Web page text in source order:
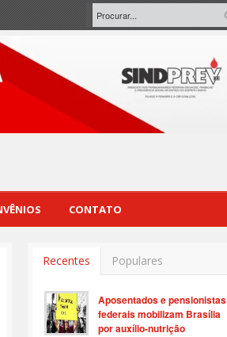
CONTATO
Recentes Populares
Aposentados e pensionistas
federais mobilizam Brasília
por auxílio-nutrição